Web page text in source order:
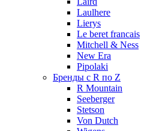
Laulhere
Lierys
Le beret francais
Mitchell & Ness
New Era
Pipolaki
Бренды с R по Z
R Mountain
Seeberger
Stetson
Von Dutch